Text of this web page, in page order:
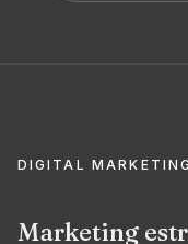
DIGITAL
Marketing